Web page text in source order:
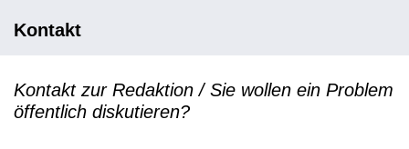
Kontakt
Kontakt zur Redaktion / Sie wollen ein Problem
öffentlich diskutieren?